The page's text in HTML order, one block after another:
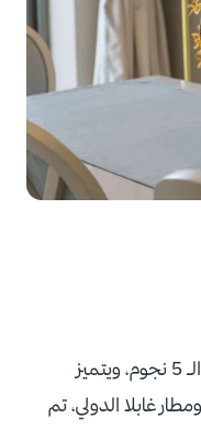
فندق منتجع قافقاز يندرج ضمن فئة الـ 5 نجوم، ويتميز
غابلا الدولي، تم